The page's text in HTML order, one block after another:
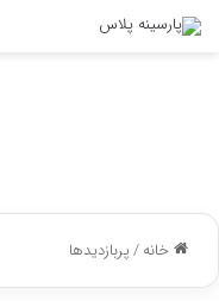
خانه/پربازدیدها